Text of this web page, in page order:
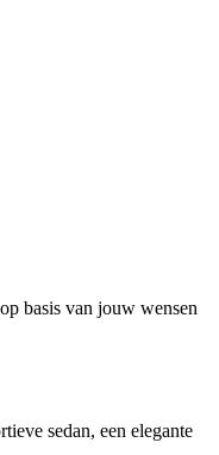
basis van jouw wensen
sedan, een elegante